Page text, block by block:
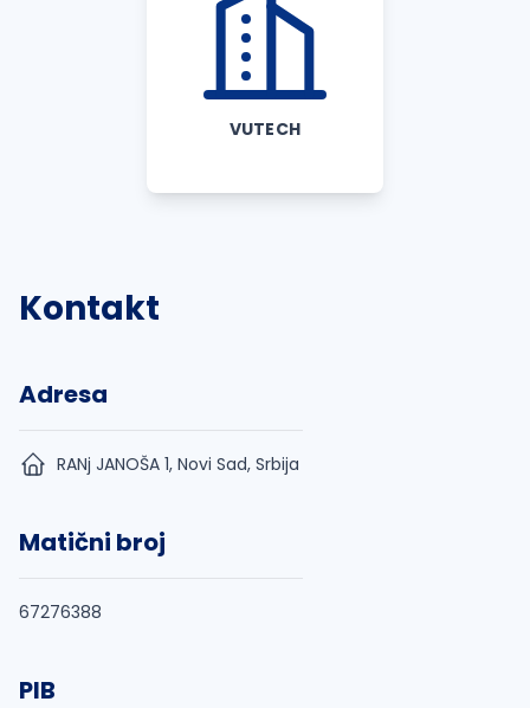
VUTECH
Kontakt
Adresa
RANj JANOŠA 1, Novi Sad, Srbija
Matični broj
67276388
PIB